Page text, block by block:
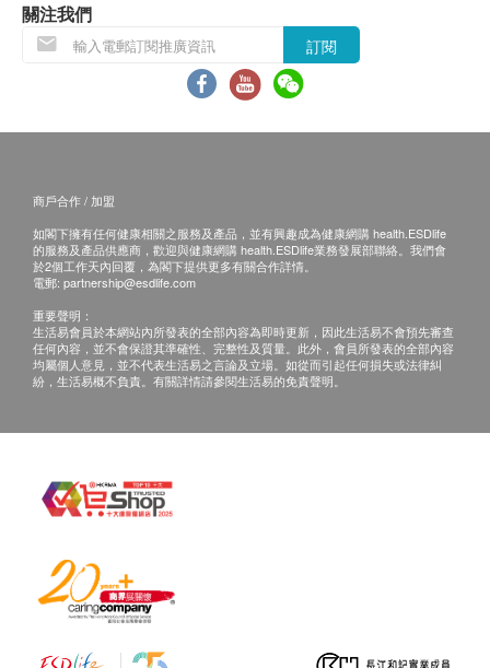
關注我們
訂閱
商戶合作 / 加盟
如閣下擁有任何健康相關之服務及產品，並有興趣成為健康網購 health.ESDlife
的服務及產品供應商，歡迎與健康網購 health.ESDlife業務發展部聯絡。我們會
於2個工作天內回覆，為閣下提供更多有關合作詳情。
電郵: partnership@esdlife.com
重要聲明：
生活易會員於本網站內所發表的全部內容為即時更新，因此生活易不會預先審查
任何內容，並不會保證其準確性、完整性及質量。此外，會員所發表的全部內容
均屬個人意見，並不代表生活易之言論及立場。如從而引起任何損失或法律糾
紛，生活易概不負責。有關詳情請參閱生活易的免責聲明。